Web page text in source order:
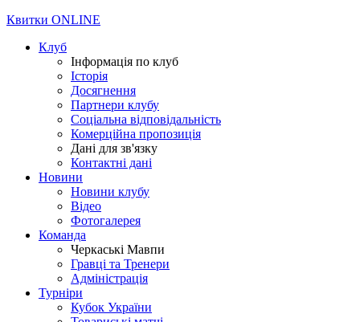
Квитки ONLINE
Клуб
Інформація по клуб
Історія
Досягнення
Партнери клубу
Соціальна відповідальність
Комерційна пропозиція
Дані для зв'язку
Контактні дані
Новини
Новини клубу
Відео
Фотогалерея
Команда
Черкаські Мавпи
Гравці та Тренери
Адміністрація
Турніри
Кубок України